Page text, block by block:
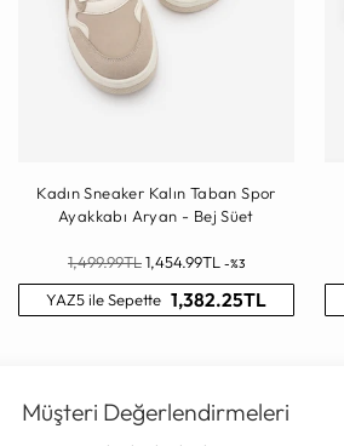
Kadın Sneaker Kalın Taban Spor
Ayakkabı Aryan - Bej Süet
Normal
Fiyat
1,499.99TL1,454.99TL -%3
YAZ5 ile Sepette 1,382.25TL
Müşteri Değerlendirmeleri